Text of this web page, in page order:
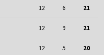
12 6 21
12 9 21
12 5 20